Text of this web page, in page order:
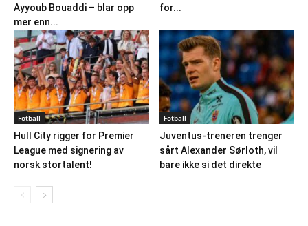
Ayyoub Bouaddi – blar opp
mer enn...
for...
Fotball
Hull City rigger for Premier
League med signering av
norsk stortalent!
Fotball
Juventus-treneren trenger
sårt Alexander Sørloth, vil
bare ikke si det direkte